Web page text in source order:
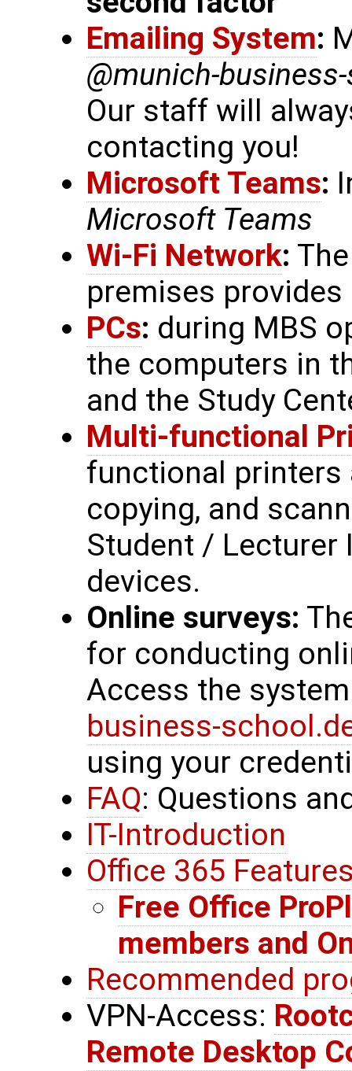
Emailing System:
@munich-
Our staff will
contacting you!
Microsoft Teams:
Microsoft Teams
Wi-Fi Network:
premises
PCs: during MBS
the computers in
and the Study
Multi-functional
functional printers
copying, and
Student / Lecturer
devices.
Online surveys:
for conducting
Access the
business-
using your
FAQ: Questions
IT-Introduction
Office 365
Free Office
members and
Recommended
VPN-Access:
Remote Desktop